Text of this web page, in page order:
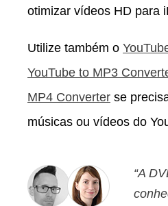
otimizar vídeos HD para
Utilize também o
YouTube to MP3
MP4 Converter se
músicas ou vídeos do
“A